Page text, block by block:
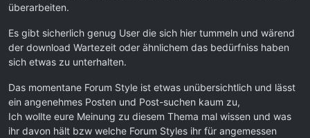
überarbeiten.
Es gibt sicherlich genug User die sich hier tummeln und wärend
der download Wartezeit oder ähnlichem das bedürfniss haben
sich etwas zu unterhalten.
Das momentane Forum Style ist etwas unübersichtlich und lässt
ein angenehmes Posten und Post-suchen kaum zu,
Ich wollte eure Meinung zu diesem Thema mal wissen und was
ihr davon hält bzw welche Forum Styles ihr für angemessen